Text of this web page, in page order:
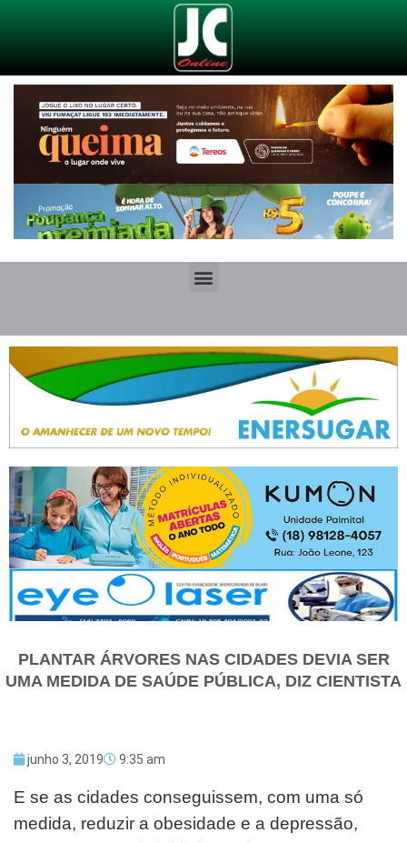
PLANTAR ÁRVORES NAS CIDADES DEVIA SER
UMA MEDIDA DE SAÚDE PÚBLICA, DIZ CIENTISTA
junho 3, 2019 9:35 am
E se as cidades conseguissem, com uma só
medida, reduzir a obesidade e a depressão,